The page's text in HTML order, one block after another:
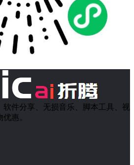
软件分享、无损音乐、脚本工具、视
惠。